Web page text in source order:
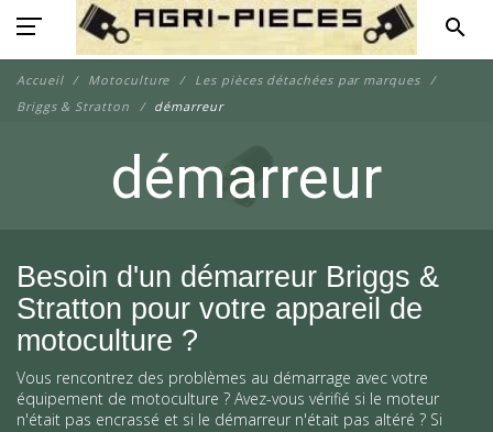
search
Accueil Motoculture
Les pièces détachées par marques
Briggs & Stratton
démarreur
démarreur
Besoin d'un démarreur Briggs &
Stratton pour votre appareil de
motoculture ?
Vous rencontrez des problèmes au démarrage avec votre
équipement de motoculture ? Avez-vous vérifié si le moteur
n'était pas encrassé et si le démarreur n'était pas altéré ? Si